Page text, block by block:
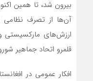
بیرون شد، تا همین
آن‌ها از تصرف نظامی
ارزش‌های مارکسیستی
قلمرو اتحاد جماهیر
افکار عمومی در